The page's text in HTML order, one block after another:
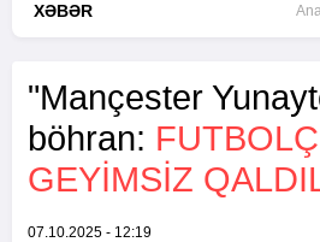
XƏBƏR
"Mançester
böhran:
GEYIMSIZ
07.10.2025 - 12:19